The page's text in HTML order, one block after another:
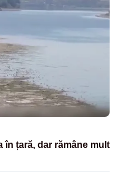
în țară, dar rămâne mult